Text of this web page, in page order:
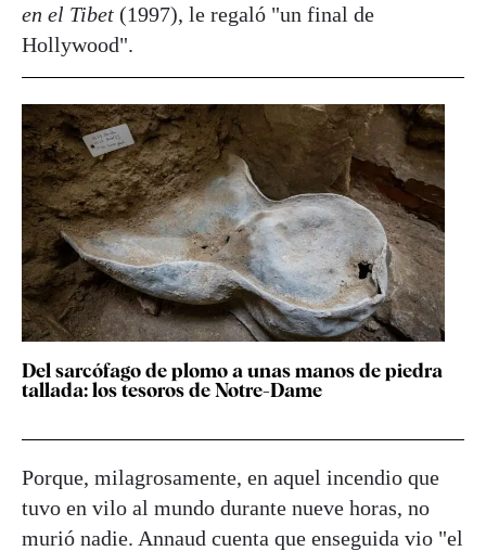
en el Tibet (1997), le regaló "un final de
Hollywood".
Del sarcófago de plomo a unas manos de piedra
tallada: los tesoros de Notre-Dame
Porque, milagrosamente, en aquel incendio que
tuvo en vilo al mundo durante nueve horas, no
murió nadie. Annaud cuenta que enseguida vio "el